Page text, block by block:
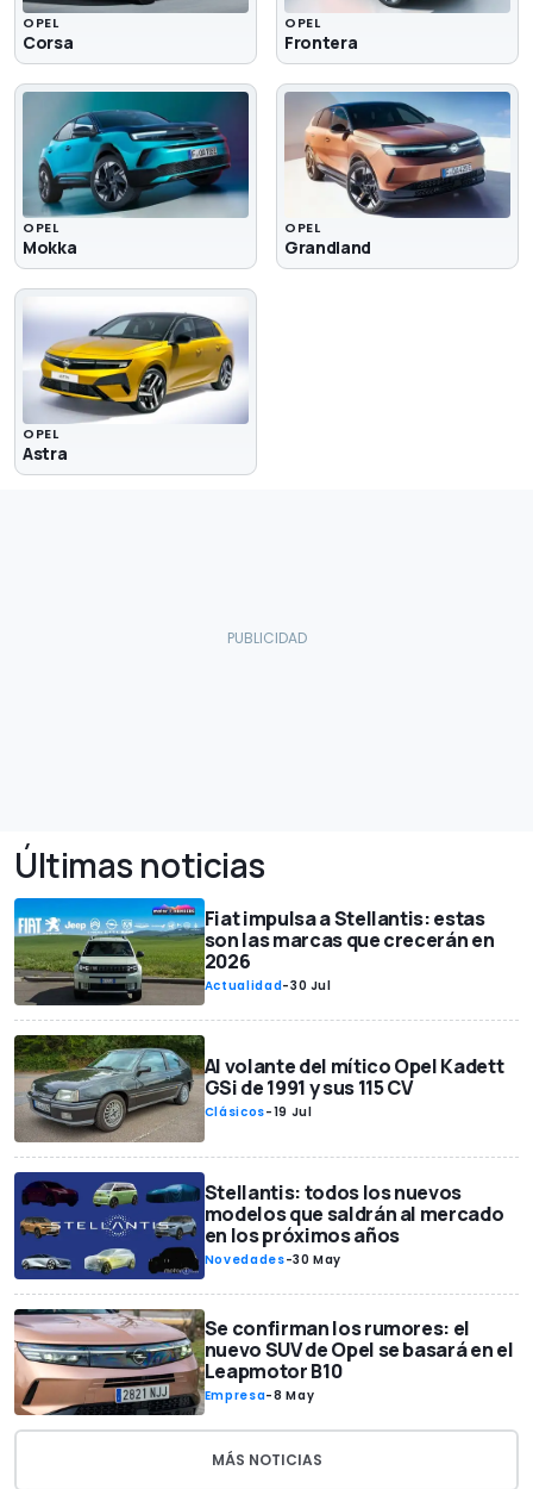
OPEL
Corsa
OPEL
Frontera
OPEL
Mokka
OPEL
Grandland
OPEL
Astra
Últimas noticias
Fiat impulsa a Stellantis: estas
son las marcas que crecerán en
2026
Actualidad-30 Jul
Al volante del mítico Opel Kadett
GSi de 1991 y sus 115 CV
Clásicos-19 Jul
Stellantis: todos los nuevos
modelos que saldrán al mercado
en los próximos años
Novedades-30 May
Se confirman los rumores: el
nuevo SUV de Opel se basará en el
Leapmotor B10
Empresa-8 May
MÁS NOTICIAS